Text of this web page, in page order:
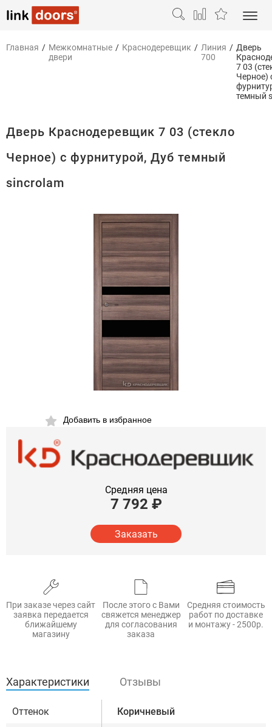
Главная / Межкомнатные
двери
/ Краснодеревщик / Линия
700
/ Дверь
7 03
Черное)
темный
Дверь Краснодеревщик 7 03 (стекло
Черное) с фурнитурой, Дуб темный
sincrolam
Добавить в избранное
Средняя цена
7 792 ₽
Заказать
При заказе через сайт
заявка передается
ближайшему
магазину
После этого с Вами
свяжется менеджер
для согласования
заказа
Средняя стоимость
работ по доставке
и монтажу - 2500р.
Характеристики Отзывы
Оттенок Коричневый